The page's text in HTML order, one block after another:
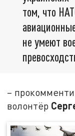
том, что
не умеют
–
волонтёр